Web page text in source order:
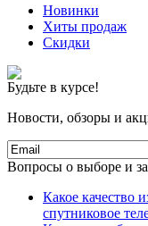
Новинки
Хиты продаж
Скидки
Будьте в курсе!
Новости, обзоры и
Вопросы о выборе и
Какое качество
спутниковое